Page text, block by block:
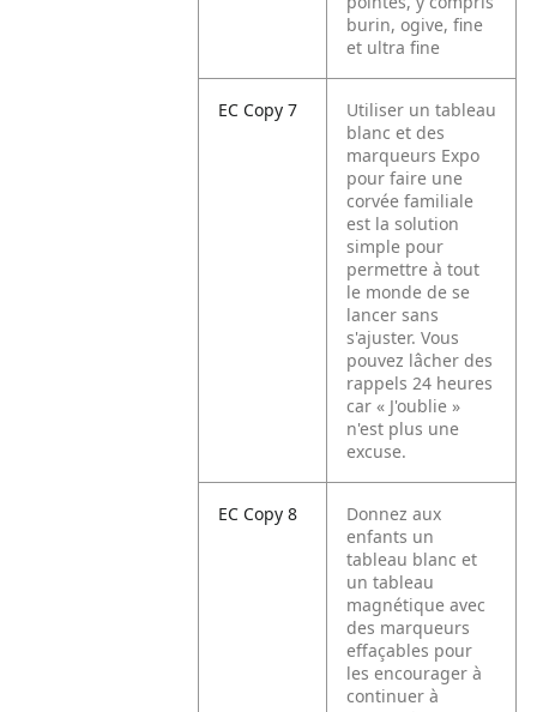
burin, ogive, fine
et ultra fine
EC Copy 7
Utiliser un tableau
blanc et des
marqueurs Expo
pour faire une
corvée familiale
est la solution
simple pour
permettre à tout
le monde de se
lancer sans
s'ajuster. Vous
pouvez lâcher des
rappels 24 heures
car « J'oublie »
n'est plus une
excuse.
EC Copy 8
Donnez aux
enfants un
tableau blanc et
un tableau
magnétique avec
des marqueurs
effaçables pour
les encourager à
continuer à